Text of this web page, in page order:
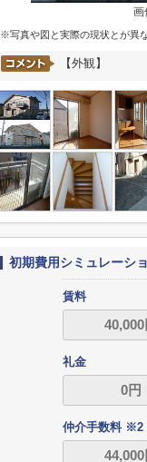
画
※写真や図と実際の現状とが異
【外観】
初期費用シミュレーシ
賃料
礼金
仲介手数料 ※2